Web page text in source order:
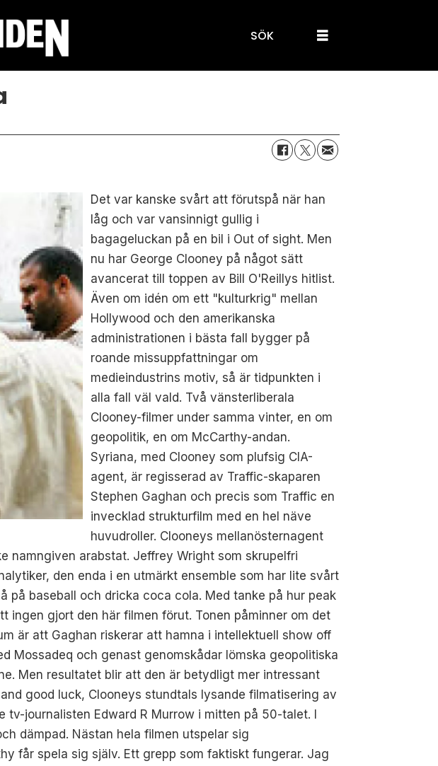
SÖK
Det var kanske svårt att förutspå när han
låg och var vansinnigt gullig i
bagageluckan på en bil i Out of sight. Men
nu har George Clooney på något sätt
avancerat till toppen av Bill O'Reillys hitlist.
Även om idén om ett "kulturkrig" mellan
Hollywood och den amerikanska
administrationen i bästa fall bygger på
roande missuppfattningar om
medieindustrins motiv, så är tidpunkten i
alla fall väl vald. Två vänsterliberala
Clooney-filmer under samma vinter, en om
geopolitik, en om McCarthy-andan.
Syriana, med Clooney som plufsig CIA-
agent, är regisserad av Traffic-skaparen
Stephen Gaghan och precis som Traffic en
invecklad strukturfilm med en hel näve
huvudroller. Clooneys mellanösternagent
namngiven arabstat. Jeffrey Wright som skrupelfri
den enda i en utmärkt ensemble som har lite svårt
baseball och dricka coca cola. Med tanke på hur peak
ingen gjort den här filmen förut. Tonen påminner om det
är att Gaghan riskerar att hamna i intellektuell show off
Mossadeq och genast genomskådar lömska geopolitiska
Men resultatet blir att den är betydligt mer intressant
good luck, Clooneys stundtals lysande filmatisering av
journalisten Edward R Murrow i mitten på 50-talet. I
dämpad. Nästan hela filmen utspelar sig
får spela sig själv. Ett grepp som faktiskt fungerar. Jag